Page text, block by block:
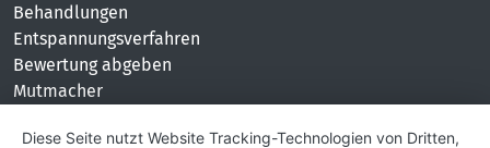
Behandlungen
Entspannungsverfahren
Bewertung abgeben
Mutmacher
KONTAKT
Diese Seite nutzt Website Tracking-Technologien von Dritten,